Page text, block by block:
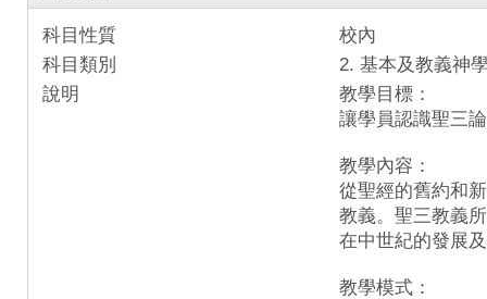
科目性質
校內
科目類別
2. 基本及教義神
說明
教學目標：
讓學員認識聖三
教學內容：
從聖經的舊約和
教義。聖三教義
在中世紀的發展
教學模式：